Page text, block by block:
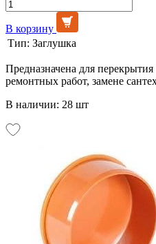
В корзину
Тип: Заглушка
Предназначена для
ремонтных работ, замене
В наличии: 28 шт